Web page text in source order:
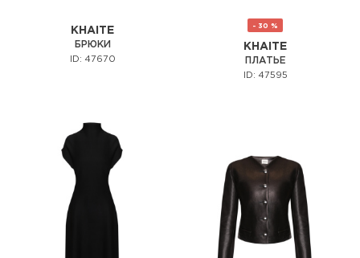
KHAITE
БРЮКИ
ID: 47670
- 30 %
KHAITE
ПЛАТЬЕ
ID: 47595